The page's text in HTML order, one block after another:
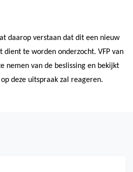
daarop verstaan dat dit een nieuw
te worden onderzocht. VFP van
nemen van de beslissing en bekijkt
deze uitspraak zal reageren.